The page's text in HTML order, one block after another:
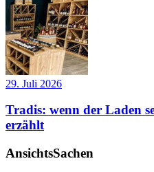
29. Juli 2026
Tradis: wenn der Laden
erzählt
AnsichtsSachen